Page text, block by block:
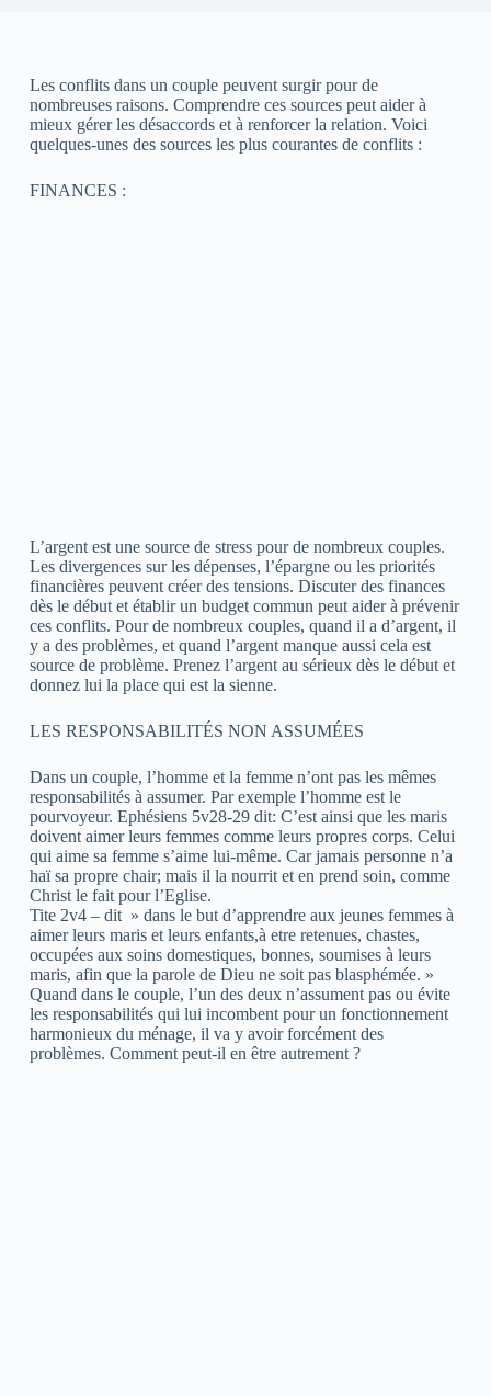
Les conflits dans un couple peuvent surgir pour de
nombreuses raisons. Comprendre ces sources peut aider à
mieux gérer les désaccords et à renforcer la relation. Voici
quelques-unes des sources les plus courantes de conflits :
FINANCES :
L’argent est une source de stress pour de nombreux couples.
Les divergences sur les dépenses, l’épargne ou les priorités
financières peuvent créer des tensions. Discuter des finances
dès le début et établir un budget commun peut aider à prévenir
ces conflits. Pour de nombreux couples, quand il a d’argent, il
y a des problèmes, et quand l’argent manque aussi cela est
source de problème. Prenez l’argent au sérieux dès le début et
donnez lui la place qui est la sienne.
LES RESPONSABILITÉS NON ASSUMÉES
Dans un couple, l’homme et la femme n’ont pas les mêmes
responsabilités à assumer. Par exemple l’homme est le
pourvoyeur. Ephésiens 5v28-29 dit: C’est ainsi que les maris
doivent aimer leurs femmes comme leurs propres corps. Celui
qui aime sa femme s’aime lui-même. Car jamais personne n’a
haï sa propre chair; mais il la nourrit et en prend soin, comme
Christ le fait pour l’Eglise.
Tite 2v4 – dit » dans le but d’apprendre aux jeunes femmes à
aimer leurs maris et leurs enfants,à etre retenues, chastes,
occupées aux soins domestiques, bonnes, soumises à leurs
maris, afin que la parole de Dieu ne soit pas blasphémée. »
Quand dans le couple, l’un des deux n’assument pas ou évite
les responsabilités qui lui incombent pour un fonctionnement
harmonieux du ménage, il va y avoir forcément des
problèmes. Comment peut-il en être autrement ?